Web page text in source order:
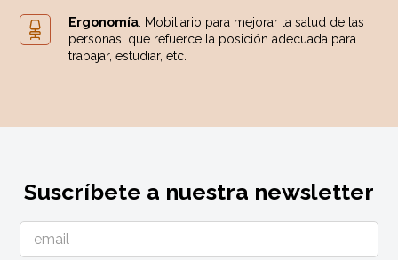
Ergonomía: Mobiliario para mejorar la salud de las
personas, que refuerce la posición adecuada para
trabajar, estudiar, etc.
Suscríbete a nuestra newsletter